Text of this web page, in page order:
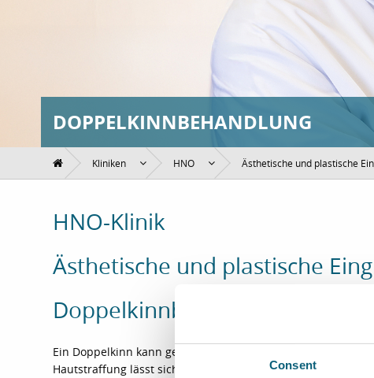
Consent
DOPPELKINNBEHANDLUNG
Kliniken HNO Ästhetische und plastische
HNO-Klinik
Ästhetische und plastische
Doppelkinnbehandlung
Ein Doppelkinn kann genetisch bedingt oder altersbedingt
Hautstraffung lässt sich das Kinn- und Halsprofil wieder